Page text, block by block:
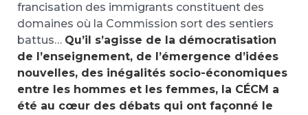
francisation des immigrants constituent des
domaines où la Commission sort des sentiers
battus… Qu’il s’agisse de la démocratisation
de l’enseignement, de l’émergence d’idées
nouvelles, des inégalités socio-économiques
entre les hommes et les femmes, la CÉCM a
été au cœur des débats qui ont façonné le